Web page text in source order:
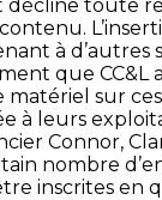
décline toute
à d’autres
que CC&L
sur
à leurs
Connor,
nombre
inscrites en